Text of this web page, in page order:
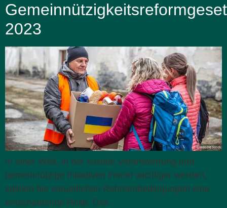
2023
In einer Welt, in der soziale Verantwortung und
gemeinnützige Initiativen immer wichtiger werden,
spielen die steuerlichen Rahmenbedingungen eine
entscheidende Rolle. Das